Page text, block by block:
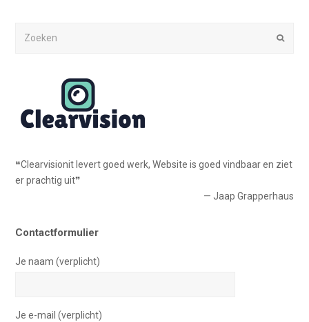
❝Clearvisionit levert goed werk, Website is goed vindbaar en ziet
er prachtig uit❞
— Jaap Grapperhaus
Contactformulier
Je naam (verplicht)
Je e-mail (verplicht)